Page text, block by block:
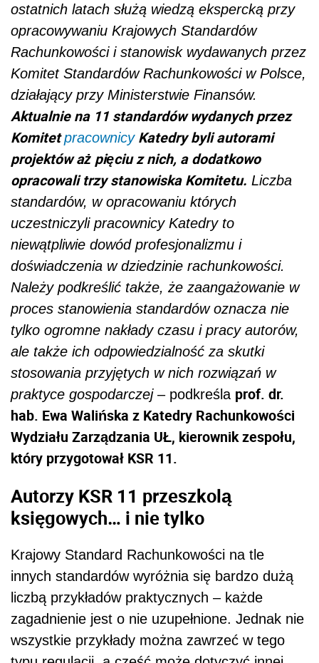
ostatnich latach służą wiedzą ekspercką przy
opracowywaniu Krajowych Standardów
Rachunkowości i stanowisk wydawanych przez
Komitet Standardów Rachunkowości w Polsce,
działający przy Ministerstwie Finansów.
Aktualnie na 11 standardów wydanych przez
KomitetpracownicyKatedry byli autorami
projektów aż pięciu z nich, a dodatkowo
opracowali trzy stanowiska Komitetu. Liczba
standardów, w opracowaniu których
uczestniczyli pracownicy Katedry to
niewątpliwie dowód profesjonalizmu i
doświadczenia w dziedzinie rachunkowości.
Należy podkreślić także, że zaangażowanie w
proces stanowienia standardów oznacza nie
tylko ogromne nakłady czasu i pracy autorów,
ale także ich odpowiedzialność za skutki
stosowania przyjętych w nich rozwiązań w
praktyce gospodarczej– podkreśla prof. dr.
hab. Ewa Walińska z Katedry Rachunkowości
Wydziału Zarządzania UŁ, kierownik zespołu,
który przygotował KSR 11.
Autorzy KSR 11 przeszkolą
księgowych… i nie tylko
Krajowy Standard Rachunkowości na tle
innych standardów wyróżnia się bardzo dużą
liczbą przykładów praktycznych – każde
zagadnienie jest o nie uzupełnione. Jednak nie
wszystkie przykłady można zawrzeć w tego